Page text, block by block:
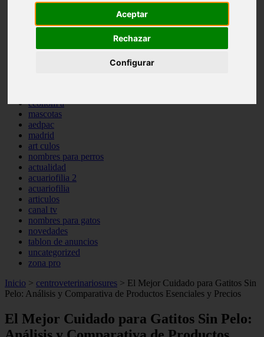
Aceptar
Rechazar
Configurar
viajar
cr a
especies invasoras
econom a
mascotas
aedpac
madrid
art culos
nombres para perros
actualidad
acuariofilia 2
acuariofilia
articulos
canal tv
nombres para gatos
novedades
tablon de anuncios
uncategorized
zona pro
Inicio > centroveterinariosures > El Mejor Cuidado para Gatitos Sin
Pelo: Análisis y Comparativa de Productos Esenciales y Precios
El Mejor Cuidado para Gatitos Sin Pelo: